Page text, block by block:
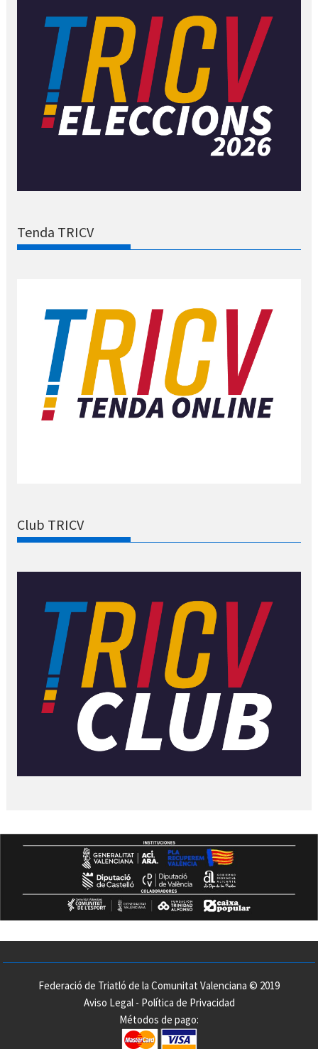
Tenda TRICV
Club TRICV
Federació de Triatló de la Comunitat Valenciana © 2019
Aviso Legal- Política de Privacidad
Métodos de pago: